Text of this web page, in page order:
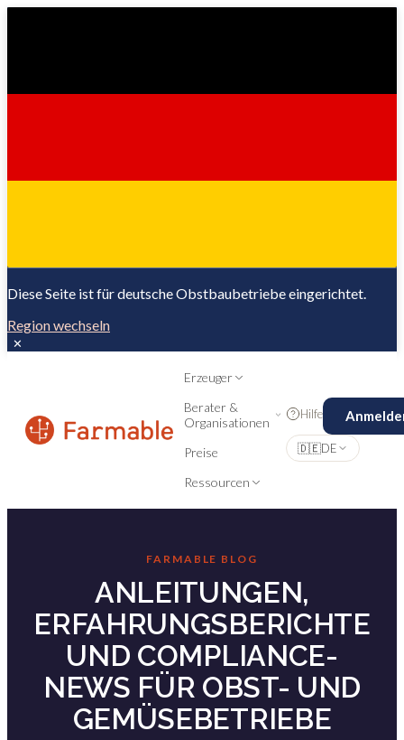
Diese Seite ist für deutsche Obstbaubetriebe eingerichtet.
Region wechseln
✕
Erzeuger
Berater &
Organisationen
Preise
Ressourcen
Hilfe
🇩🇪DE
FARMABLE BLOG
ANLEITUNGEN,
ERFAHRUNGSBERICHTE
UND COMPLIANCE-
NEWS FÜR OBST- UND
GEMÜSEBETRIEBE